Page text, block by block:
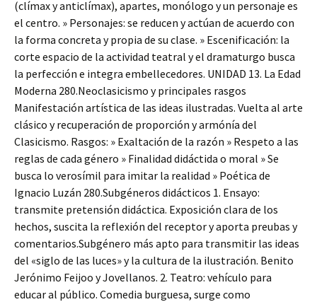
(clímax y anticlímax), apartes, monólogo y un personaje es
el centro. » Personajes: se reducen y actúan de acuerdo con
la forma concreta y propia de su clase. » Escenificación: la
corte espacio de la actividad teatral y el dramaturgo busca
la perfección e integra embellecedores. UNIDAD 13. La Edad
Moderna 280.Neoclasicismo y principales rasgos
Manifestación artística de las ideas ilustradas. Vuelta al arte
clásico y recuperación de proporción y armónía del
Clasicismo. Rasgos: » Exaltación de la razón » Respeto a las
reglas de cada género » Finalidad didáctida o moral » Se
busca lo verosímil para imitar la realidad » Poética de
Ignacio Luzán 280.Subgéneros didácticos 1. Ensayo:
transmite pretensión didáctica. Exposición clara de los
hechos, suscita la reflexión del receptor y aporta preubas y
comentarios.Subgénero más apto para transmitir las ideas
del «siglo de las luces» y la cultura de la ilustración. Benito
Jerónimo Feijoo y Jovellanos. 2. Teatro: vehículo para
educar al público. Comedia burguesa, surge como